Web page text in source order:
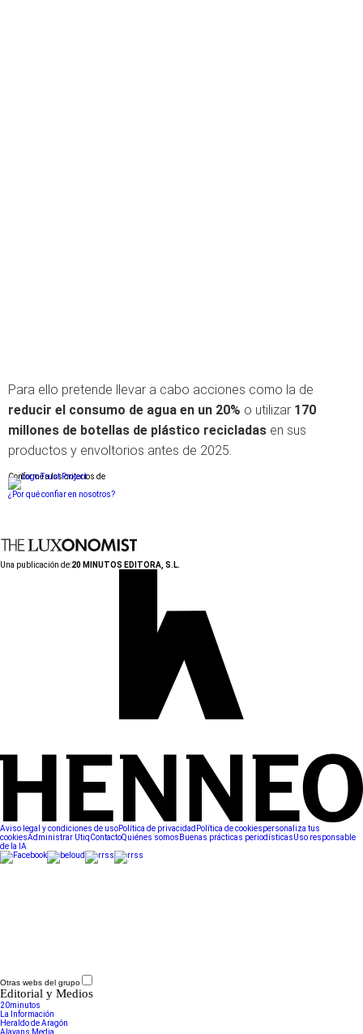
Para ello pretende llevar a cabo acciones como la de
reducir el consumo de agua en un 20% o utilizar 170
millones de botellas de plástico recicladas en sus
productos y envoltorios antes de 2025.
Conforme a los criterios de
¿Por qué confiar en nosotros?
Una publicación de:20 MINUTOS EDITORA, S.L.
Aviso legal y condiciones de usoPolítica de privacidad Política de cookiespersonaliza tus
cookiesAdministrar UtiqContactoQuiénes somos Buenas prácticas periodísticasUso responsable
de la IA
Otras webs del grupo
Editorial y Medios
20minutos
La Información
Heraldo de Aragón
Alayans Media